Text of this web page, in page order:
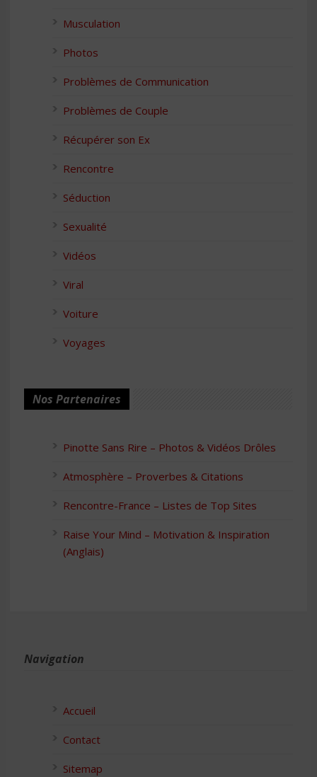
Musculation
Photos
Problèmes de Communication
Problèmes de Couple
Récupérer son Ex
Rencontre
Séduction
Sexualité
Vidéos
Viral
Voiture
Voyages
Nos Partenaires
Pinotte Sans Rire – Photos & Vidéos Drôles
Atmosphère – Proverbes & Citations
Rencontre-France – Listes de Top Sites
Raise Your Mind – Motivation & Inspiration
(Anglais)
Navigation
Accueil
Contact
Sitemap